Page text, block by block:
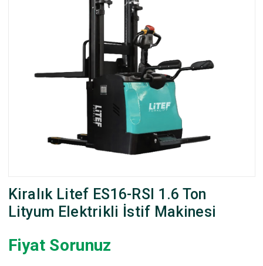
Kiralık Litef ES16-RSI 1.6 Ton
Lityum Elektrikli İstif Makinesi
Fiyat Sorunuz